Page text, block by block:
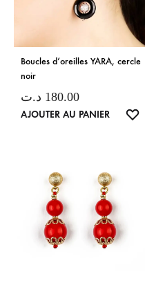
Boucles d’oreilles YARA, cercle
noir
180.00 د.ت
AJOUTER AU PANIER